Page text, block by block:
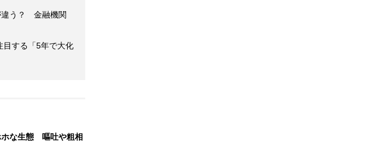
違う？ 金融機関
する「5年で大化
ホな生態 嘔吐や粗相